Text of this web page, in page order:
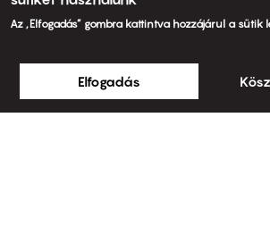
Általános Szerződési
Adatkezelési
Az „Elfogadás” gombra kattintva hozzájárul a sütik
Elfogadás